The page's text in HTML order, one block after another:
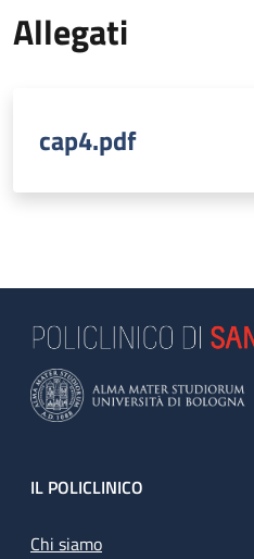
Allegati
cap4.pdf
Footer
IL POLICLINICO
Chi siamo